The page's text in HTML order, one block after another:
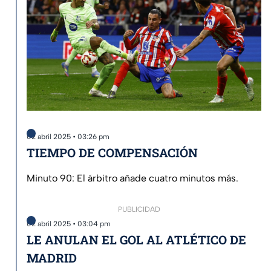
02 abril 2025 • 03:26 pm
TIEMPO DE COMPENSACIÓN
Minuto 90: El árbitro añade cuatro minutos más.
PUBLICIDAD
02 abril 2025 • 03:04 pm
LE ANULAN EL GOL AL ATLÉTICO DE
MADRID